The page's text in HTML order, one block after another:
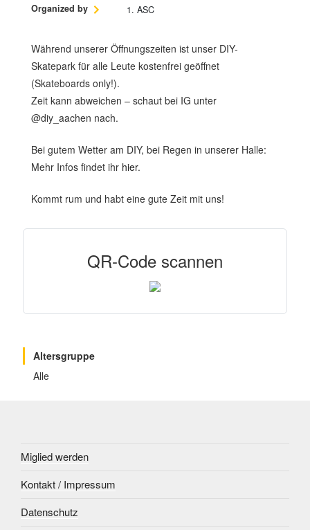
Organized by 1. ASC
Während unserer Öffnungszeiten ist unser DIY-
Skatepark für alle Leute kostenfrei geöffnet
(Skateboards only!).
Zeit kann abweichen – schaut bei IG unter
@diy_aachen nach.
Bei gutem Wetter am DIY, bei Regen in unserer Halle:
Mehr Infos findet ihr hier.
Kommt rum und habt eine gute Zeit mit uns!
QR-Code scannen
Altersgruppe
Alle
Miglied werden
Kontakt / Impressum
Datenschutz